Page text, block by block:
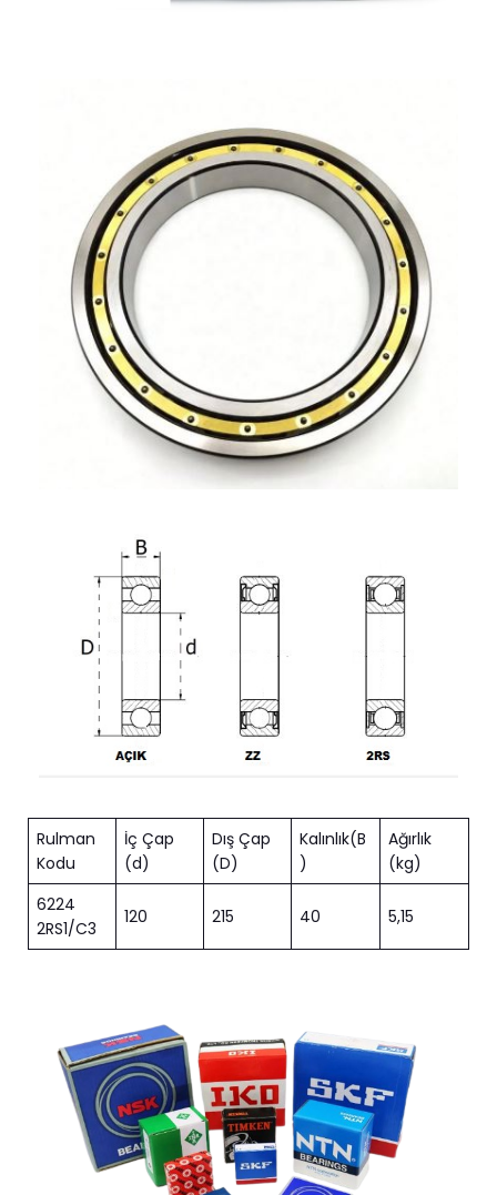
Rulman
Kodu
İç Çap
(d)
Dış Çap
(D)
Kalınlık(B
)
Ağırlık
(kg)
6224
2RS1/C3
120 215 40 5,15